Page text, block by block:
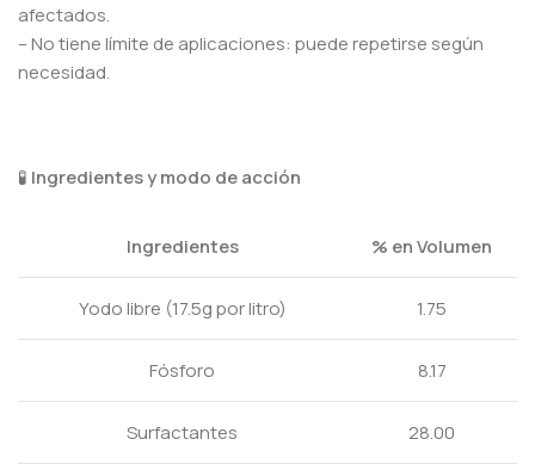
afectados.
– No tiene límite de aplicaciones: puede repetirse según
necesidad.
🧪 Ingredientes y modo de acción
Ingredientes % en Volumen
Yodo libre (17.5g por litro) 1.75
Fósforo 8.17
Surfactantes 28.00